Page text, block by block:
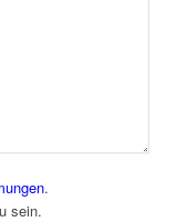
.
sein.